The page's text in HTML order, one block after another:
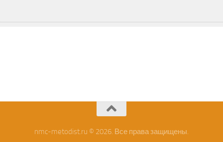
nmc-metodist.ru © 2026. Все права защищены.